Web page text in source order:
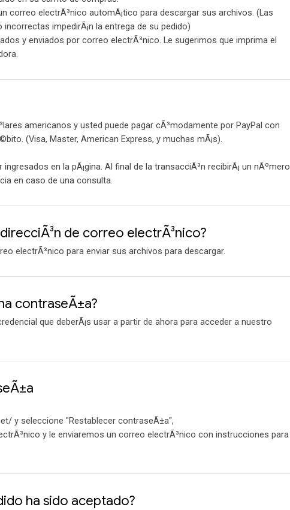
correo electrÃ³nico automÃ¡tico para descargar sus archivos. (Las
impedirÃ¡n la entrega de su pedido)
y enviados por correo electrÃ³nico. Le sugerimos que imprima el
americanos y usted puede pagar cÃ³modamente por PayPal con
(Visa, Master, American Express, y muchas mÃ¡s).
en la pÃ¡gina. Al final de la transacciÃ³n recibirÃ¡ un nÃºmero
en caso de una consulta.
de correo electrÃ³nico?
electrÃ³nico para enviar sus archivos para descargar.
contraseÃ±a?
que deberÃ¡s usar a partir de ahora para acceder a nuestro
y seleccione "Restablecer contraseÃ±a",
y le enviaremos un correo electrÃ³nico con instrucciones para
ha sido aceptado?